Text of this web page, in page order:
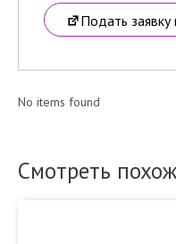
Подать заявку
No items found
Смотреть